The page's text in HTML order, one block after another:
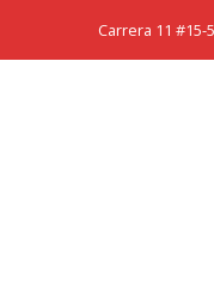
Carrera 11 #15-